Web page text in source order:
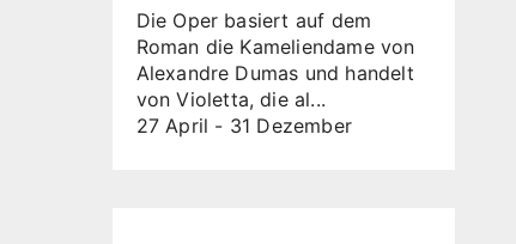
Die Oper basiert auf dem
Roman die Kameliendame von
Alexandre Dumas und handelt
von Violetta, die al...
27 April - 31 Dezember